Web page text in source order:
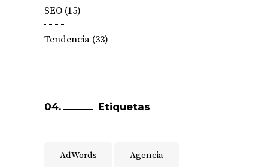
SEO (15)
Tendencia (33)
Etiquetas
AdWords Agencia